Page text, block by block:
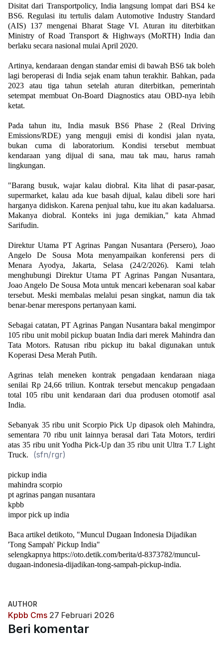
Disitat dari Transportpolicy, India langsung lompat dari BS4 ke
BS6. Regulasi itu tertulis dalam Automotive Industry Standard
(AIS) 137 mengenai Bharat Stage VI. Aturan itu diterbitkan
Ministry of Road Transport & Highways (MoRTH) India dan
berlaku secara nasional mulai April 2020.
Artinya, kendaraan dengan standar emisi di bawah BS6 tak boleh
lagi beroperasi di India sejak enam tahun terakhir. Bahkan, pada
2023 atau tiga tahun setelah aturan diterbitkan, pemerintah
setempat membuat On-Board Diagnostics atau OBD-nya lebih
ketat.
Pada tahun itu, India masuk BS6 Phase 2 (Real Driving
Emissions/RDE) yang menguji emisi di kondisi jalan nyata,
bukan cuma di laboratorium. Kondisi tersebut membuat
kendaraan yang dijual di sana, mau tak mau, harus ramah
lingkungan.
"Barang busuk, wajar kalau diobral. Kita lihat di pasar-pasar,
supermarket, kalau ada kue basah dijual, kalau dibeli sore hari
harganya didiskon. Karena penjual tahu, kue itu akan kadaluarsa.
Makanya diobral. Konteks ini juga demikian," kata Ahmad
Sarifudin.
Direktur Utama PT Agrinas Pangan Nusantara (Persero), Joao
Angelo De Sousa Mota menyampaikan konferensi pers di
Menara Ayodya, Jakarta, Selasa (24/2/2026). Kami telah
menghubungi Direktur Utama PT Agrinas Pangan Nusantara,
Joao Angelo De Sousa Mota untuk mencari kebenaran soal kabar
tersebut. Meski membalas melalui pesan singkat, namun dia tak
benar-benar merespons pertanyaan kami.
Sebagai catatan, PT Agrinas Pangan Nusantara bakal mengimpor
105 ribu unit mobil pickup buatan India dari merek Mahindra dan
Tata Motors. Ratusan ribu pickup itu bakal digunakan untuk
Koperasi Desa Merah Putih.
Agrinas telah meneken kontrak pengadaan kendaraan niaga
senilai Rp 24,66 triliun. Kontrak tersebut mencakup pengadaan
total 105 ribu unit kendaraan dari dua produsen otomotif asal
India.
Sebanyak 35 ribu unit Scorpio Pick Up dipasok oleh Mahindra,
sementara 70 ribu unit lainnya berasal dari Tata Motors, terdiri
atas 35 ribu unit Yodha Pick-Up dan 35 ribu unit Ultra T.7 Light
Truck.
(sfn/rgr)
pickup india
mahindra scorpio
pt agrinas pangan nusantara
kpbb
impor pick up india
Baca artikel detikoto, "Muncul Dugaan Indonesia Dijadikan
'Tong Sampah' Pickup India"
selengkapnya https://oto.detik.com/berita/d-8373782/muncul-
dugaan-indonesia-dijadikan-tong-sampah-pickup-india.
AUTHOR
Kpbb Cms 27 Februari 2026
Beri komentar